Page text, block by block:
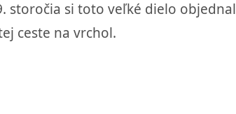
storočia si toto veľké dielo objednal
ceste na vrchol.